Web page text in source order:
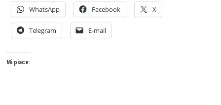
WhatsApp Facebook X
Telegram E-mail
Mi piace: